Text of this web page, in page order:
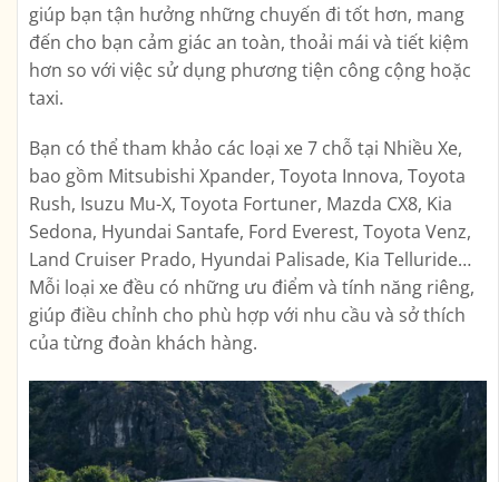
giúp bạn tận hưởng những chuyến đi tốt hơn, mang
đến cho bạn cảm giác an toàn, thoải mái và tiết kiệm
hơn so với việc sử dụng phương tiện công cộng hoặc
taxi.
Bạn có thể tham khảo các loại xe 7 chỗ tại Nhiều Xe,
bao gồm Mitsubishi Xpander, Toyota Innova, Toyota
Rush, Isuzu Mu-X, Toyota Fortuner, Mazda CX8, Kia
Sedona, Hyundai Santafe, Ford Everest, Toyota Venz,
Land Cruiser Prado, Hyundai Palisade, Kia Telluride…
Mỗi loại xe đều có những ưu điểm và tính năng riêng,
giúp điều chỉnh cho phù hợp với nhu cầu và sở thích
của từng đoàn khách hàng.